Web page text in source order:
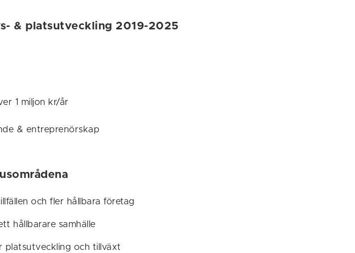
& platsutveckling 2019-2025
1 miljon kr/år
& entreprenörskap
och fler hållbara företag
hållbarare samhälle
platsutveckling och tillväxt